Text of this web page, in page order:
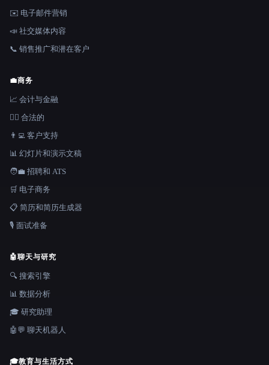
✉️ 电子邮件营销
📣 社交媒体内容
📞 销售推广和潜在客户
💼商务
📈 会计与金融
👩‍⚖️ 合法的
👨‍💻 客户支持
📊 幻灯片和演示文稿
🧑‍💼 招聘和 ATS
🛒 电子商务
📋 简历和简历生成器
🎙️ 面试准备
🤖聊天与研究
🔍 搜索引擎
📊 数据分析
🎓 研究助理
🤖💬 聊天机器人
🎓教育与生活方式